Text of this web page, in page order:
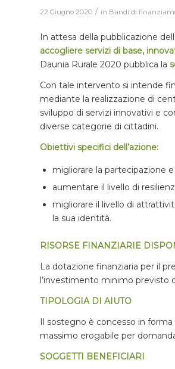
22 Giugno 2020 / in Bandi di
In attesa della pubblicazione
accogliere servizi di base,
Daunia Rurale 2020 pubblica la
Con tale intervento si intende
mediante la realizzazione di
sviluppo di servizi innovativi e
diverse categorie di cittadini.
Obiettivi specifici dell’azione:
migliorare la partecipazione
aumentare il livello di
migliorare il livello di
la sua identità.
RISORSE FINANZIARIE
La dotazione finanziaria per il
l’investimento minimo previsto
TIPOLOGIA DI AIUTO
Il sostegno è concesso in
massimo erogabile per
SOGGETTI BENEFICIARI